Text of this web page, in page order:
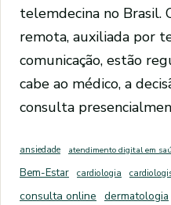
telemdecina no Brasil.
remota, auxiliada por
comunicação, estão
cabe ao médico, a
consulta
ansiedade atendimento digital em
Bem-Estar
cardiologia
consulta online dermatologia